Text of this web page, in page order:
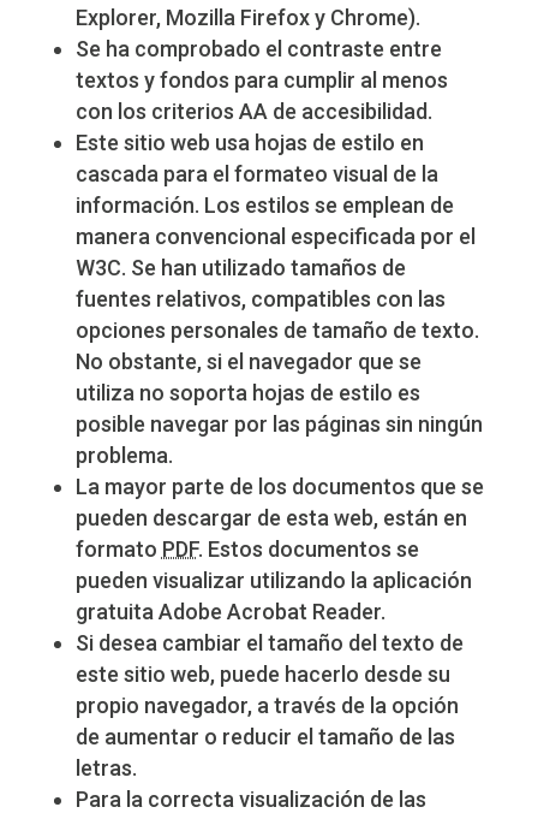
Explorer, Mozilla Firefox y Chrome).
Se ha comprobado el contraste entre
textos y fondos para cumplir al menos
con los criterios AA de accesibilidad.
Este sitio web usa hojas de estilo en
cascada para el formateo visual de la
información. Los estilos se emplean de
manera convencional especificada por el
W3C. Se han utilizado tamaños de
fuentes relativos, compatibles con las
opciones personales de tamaño de texto.
No obstante, si el navegador que se
utiliza no soporta hojas de estilo es
posible navegar por las páginas sin ningún
problema.
La mayor parte de los documentos que se
pueden descargar de esta web, están en
formato PDF. Estos documentos se
pueden visualizar utilizando la aplicación
gratuita Adobe Acrobat Reader.
Si desea cambiar el tamaño del texto de
este sitio web, puede hacerlo desde su
propio navegador, a través de la opción
de aumentar o reducir el tamaño de las
letras.
Para la correcta visualización de las